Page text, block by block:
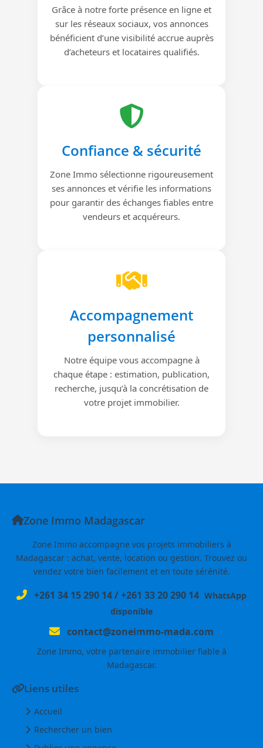
Grâce à notre forte présence en ligne et
sur les réseaux sociaux, vos annonces
bénéficient d’une visibilité accrue auprès
d’acheteurs et locataires qualifiés.
Confiance & sécurité
Zone Immo sélectionne rigoureusement
ses annonces et vérifie les informations
pour garantir des échanges fiables entre
vendeurs et acquéreurs.
Accompagnement
personnalisé
Notre équipe vous accompagne à
chaque étape : estimation, publication,
recherche, jusqu’à la concrétisation de
votre projet immobilier.
Zone Immo Madagascar
Zone Immo accompagne vos projets immobiliers à
Madagascar : achat, vente, location ou gestion. Trouvez ou
vendez votre bien facilement et en toute sérénité.
+261 34 15 290 14/+261 33 20 290 14 WhatsApp
disponible
contact@zoneimmo-mada.com
Zone Immo, votre partenaire immobilier fiable à
Madagascar.
Liens utiles
Accueil
Rechercher un bien